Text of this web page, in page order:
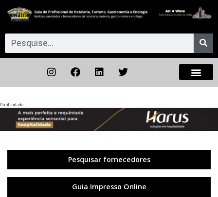
Publicidade
Pesquisar fornecedores
Guia Impresso Online